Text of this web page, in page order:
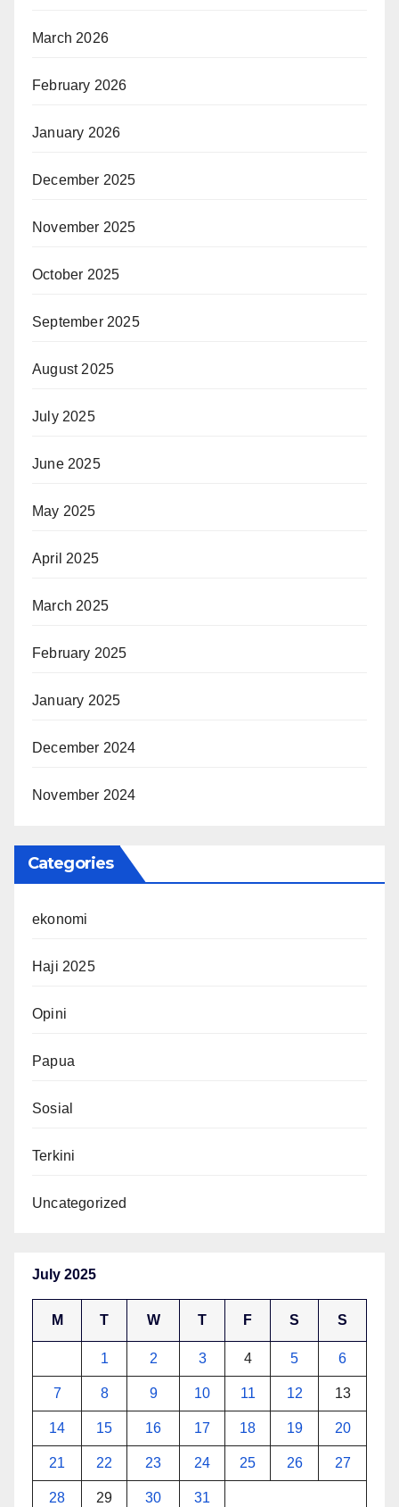
March 2026
February 2026
January 2026
December 2025
November 2025
October 2025
September 2025
August 2025
July 2025
June 2025
May 2025
April 2025
March 2025
February 2025
January 2025
December 2024
November 2024
Categories
ekonomi
Haji 2025
Opini
Papua
Sosial
Terkini
Uncategorized
July 2025
M T W T F S S
1 2 3 4 5 6
7 8 9 10 11 12 13
14 15 16 17 18 19 20
21 22 23 24 25 26 27
28 29 30 31